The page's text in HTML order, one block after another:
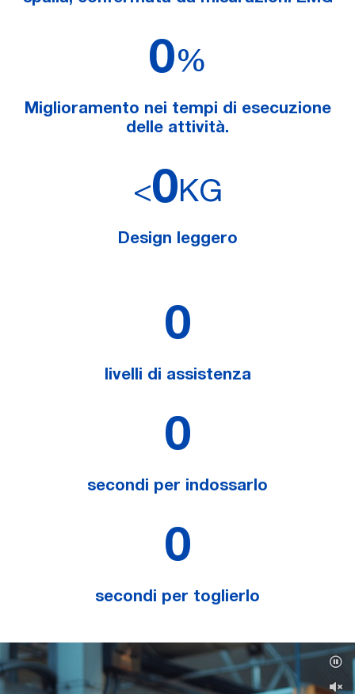
0%
Miglioramento nei tempi di esecuzione
delle attività.
<0KG
Design leggero
0
livelli di assistenza
0
secondi per indossarlo
0
secondi per toglierlo